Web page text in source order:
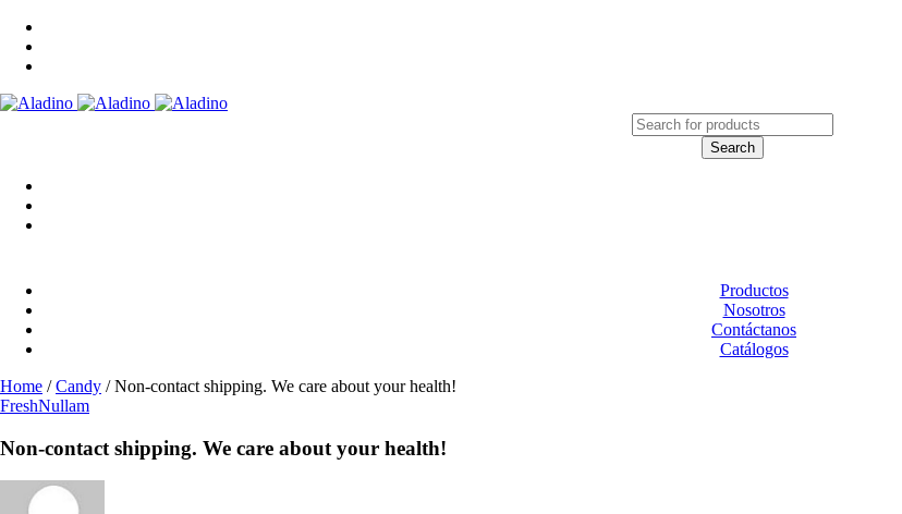
Productos
Nosotros
Contáctanos
Catálogos
Home / Candy / Non-contact shipping. We care about your health!
FreshNullam
Non-contact shipping. We care about your health!